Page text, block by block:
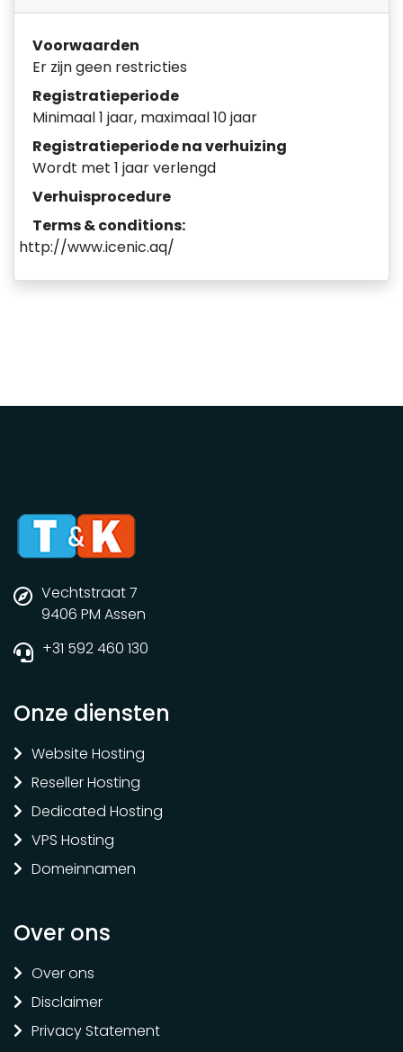
Voorwaarden
Er zijn geen restricties
Registratieperiode
Minimaal 1 jaar, maximaal 10 jaar
Registratieperiode na verhuizing
Wordt met 1 jaar verlengd
Verhuisprocedure
Terms & conditions:
http://www.icenic.aq/
Vechtstraat 7
9406 PM Assen
+31 592 460 130
Onze diensten
Website Hosting
Reseller Hosting
Dedicated Hosting
VPS Hosting
Domeinnamen
Over ons
Over ons
Disclaimer
Privacy Statement